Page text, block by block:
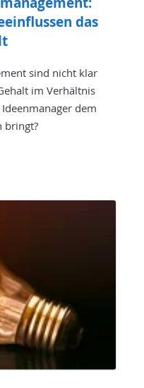
das
sind nicht klar
im Verhältnis
dem
bringt?